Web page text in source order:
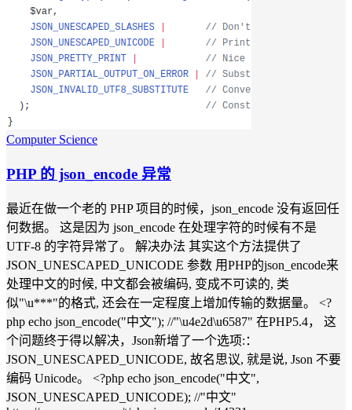
Computer Science
PHP 的 json_encode 异常
最近在做一个老的 PHP 项目的时候，json_encode 没有返回任
何数据。 这是因为 json_encode 在处理字符的时候有不是
UTF-8 的字符异常了。 解决办法 其实这个方法提供了
JSON_UNESCAPED_UNICODE 参数 用PHP的json_encode来
处理中文的时候, 中文都会被编码, 变成不可读的, 类
似"\u***"的格式, 还会在一定程度上增加传输的数据量。 <?
php echo json_encode("中文"); //"\u4e2d\u6587" 在PHP5.4， 这
个问题终于得以解决，Json新增了一个选项:：
JSON_UNESCAPED_UNICODE, 故名思议, 就是说, Json 不要
编码 Unicode。 <?php echo json_encode("中文",
JSON_UNESCAPED_UNICODE); //"中文"